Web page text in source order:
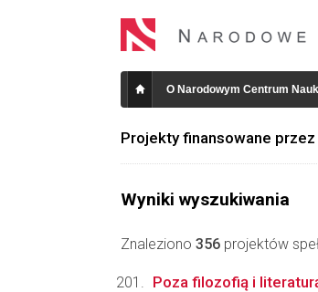
O Narodowym Centrum
Projekty finansowane przez
Wyniki wyszukiwania
Znaleziono 356 projektów
Poza filozofią i